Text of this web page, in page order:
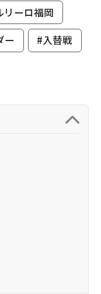
リーロ福岡
ー #入替戦